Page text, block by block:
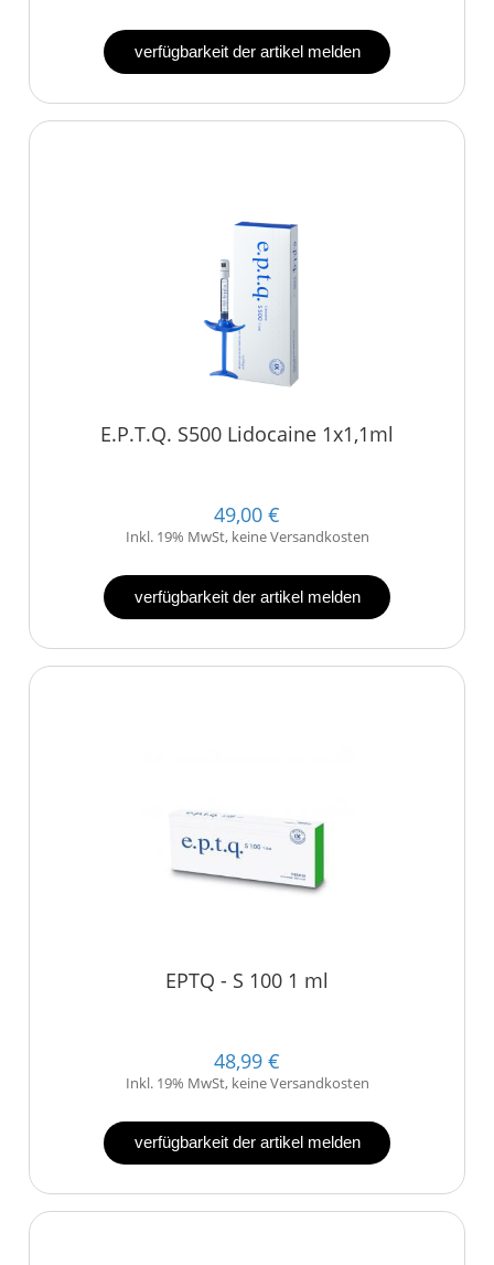
verfügbarkeit der artikel melden
E.P.T.Q. S500 Lidocaine 1x1,1ml
49,00 €
Inkl. 19% MwSt, keine Versandkosten
verfügbarkeit der artikel melden
EPTQ - S 100 1 ml
48,99 €
Inkl. 19% MwSt, keine Versandkosten
verfügbarkeit der artikel melden